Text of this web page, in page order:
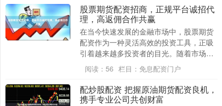
股票期货配资招商，正规平台诚招代
理，高返佣合作共赢
在当今快速发展的金融市场中，股票期货
配资作为一种灵活高效的投资工具，正吸
引着越来越多投资者的目光。随着市场需
求的不断增长，配资行业也迎来了新的发
展机遇。我们作为....
阅读： 56 栏目： 免息配资门户
配炒股配资 把握原油期货配资良机，
携手专业公司共创财富